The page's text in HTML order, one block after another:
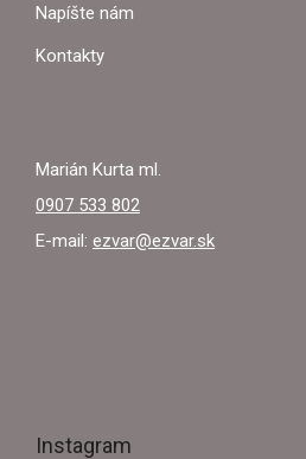
Napíšte nám
Kontakty
Marián Kurta ml.
0907 533 802
E-mail: ezvar@ezvar.sk
Instagram